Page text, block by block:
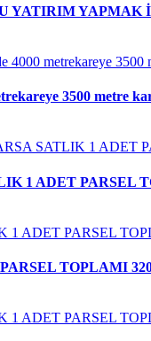
YATIRIM
3500 metre
1 ADET PARSEL
TOPLAMI